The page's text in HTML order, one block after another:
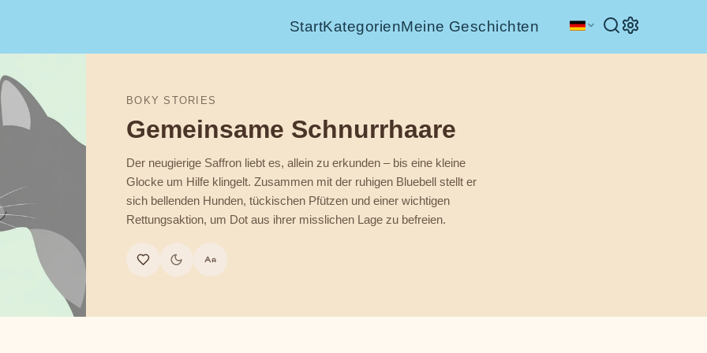
StartKategorienMeine Geschichten
BOKY STORIES
Gemeinsame Schnurrhaare
Der neugierige Saffron liebt es, allein zu erkunden – bis eine kleine
Glocke um Hilfe klingelt. Zusammen mit der ruhigen Bluebell stellt er
sich bellenden Hunden, tückischen Pfützen und einer wichtigen
Rettungsaktion, um Dot aus ihrer misslichen Lage zu befreien.